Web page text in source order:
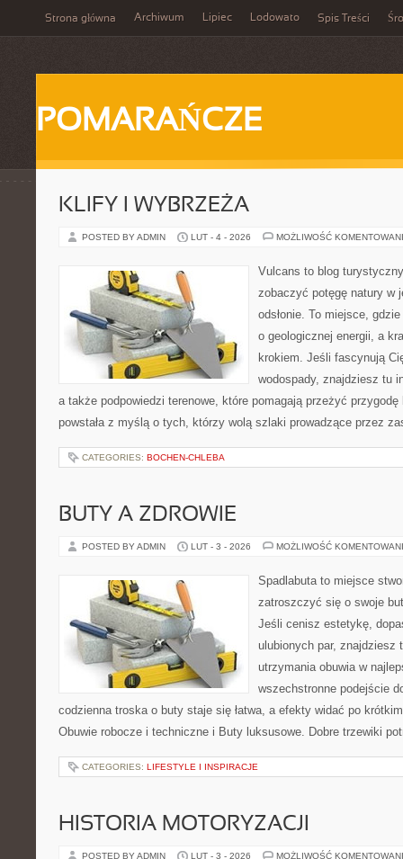
Strona główna Archiwum Lipiec Lodowato Spis Treści
POMARAŃCZE
KLIFY I WYBRZEŻA
POSTED BY ADMIN LUT - 4 - 2026 MOŻLIWOŚĆ
Vulcans to blog
zobaczyć potęgę natury w
odsłonie. To miejsce,
o geologicznej energii, a
krokiem. Jeśli fascynują
wodospady, znajdziesz tu
a także podpowiedzi terenowe, które pomagają przeżyć
powstała z myślą o tych, którzy wolą szlaki prowadzące przez
CATEGORIES: BOCHEN-CHLEBA
BUTY A ZDROWIE
POSTED BY ADMIN LUT - 3 - 2026 MOŻLIWOŚĆ
Spadlabuta to miejsce
zatroszczyć się o swoje
Jeśli cenisz estetykę,
ulubionych par, znajdziesz
utrzymania obuwia w
wszechstronne podejście
codzienna troska o buty staje się łatwa, a efekty widać po
Obuwie robocze i techniczne i Buty luksusowe. Dobre trzewiki
CATEGORIES: LIFESTYLE I INSPIRACJE
HISTORIA MOTORYZACJI
POSTED BY ADMIN LUT - 3 - 2026 MOŻLIWOŚĆ